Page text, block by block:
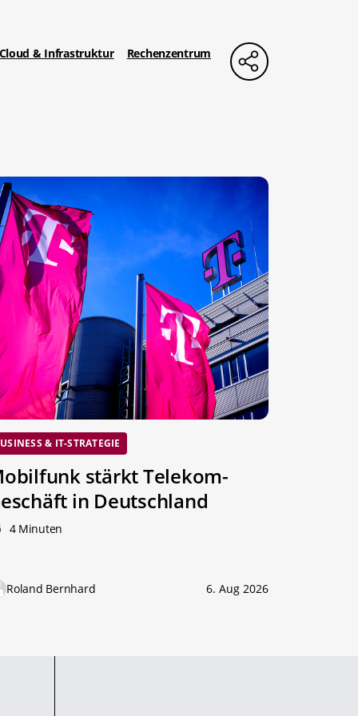
Cloud & Infrastruktur Rechenzentrum
& IT-STRATEGIE
stärkt Telekom-
in Deutschland
4 Minuten
Roland Bernhard 6. Aug 2026